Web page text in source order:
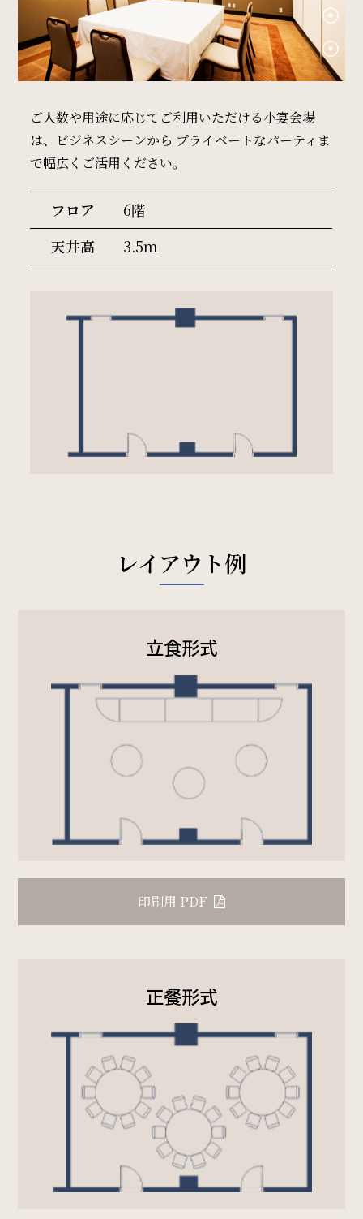
Access
アクセス
Sightseeing
周辺観光
Gallery
フォトギャラリー
会員プログラム「One Harmony」
FAQ
SDGsへの取り組み
Contact
お問い合わせ
オンラインショップ
会社概要
特定商取引法に基づく表記
ご人数や用途に応じてご利用いただける小宴会場
は、ビジネスシーンから プライベートなパーティま
で幅広くご活用ください。
フロア
6階
天井高
3.5ｍ
レイアウト例
立食形式
印刷用 PDF
正餐形式